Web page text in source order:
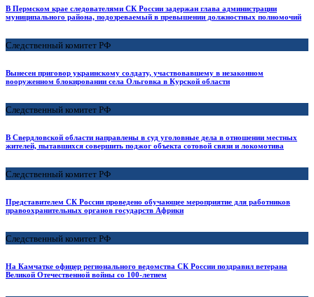
В Пермском крае следователями СК России задержан глава администрации
муниципального района, подозреваемый в превышении должностных полномочий
Следственный комитет РФ
Вынесен приговор украинскому солдату, участвовавшему в незаконном
вооруженном блокировании села Ольговка в Курской области
Следственный комитет РФ
В Свердловской области направлены в суд уголовные дела в отношении местных
жителей, пытавшихся совершить поджог объекта сотовой связи и локомотива
Следственный комитет РФ
Представителем СК России проведено обучающее мероприятие для работников
правоохранительных органов государств Африки
Следственный комитет РФ
На Камчатке офицер регионального ведомства СК России поздравил ветерана
Великой Отечественной войны со 100-летием